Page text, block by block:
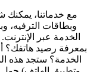
مع خدماتنا،
وبطاقات
الخدمة عبر
بمعرفة رصيد
الخدمة؟ ستجد هذه